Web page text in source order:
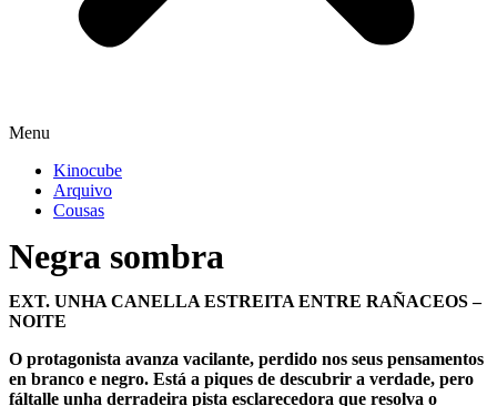
Menu
Kinocube
Arquivo
Cousas
Negra sombra
EXT. UNHA CANELLA ESTREITA ENTRE RAÑACEOS –
NOITE
O protagonista avanza vacilante, perdido nos seus pensamentos
en branco e negro. Está a piques de descubrir a verdade, pero
fáltalle unha derradeira pista esclarecedora que resolva o